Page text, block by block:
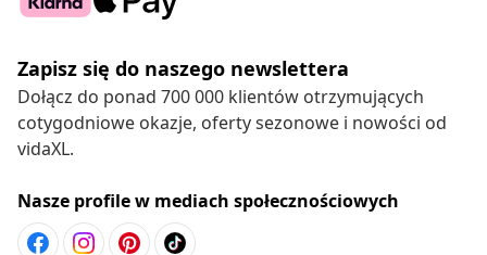
Zapisz się do naszego newslettera
Dołącz do ponad 700 000 klientów otrzymujących
cotygodniowe okazje, oferty sezonowe i nowości od
vidaXL.
Nasze profile w mediach społecznościowych